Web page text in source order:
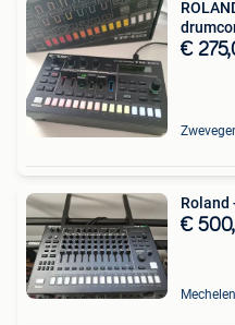
€
Roland
€
Mechelen